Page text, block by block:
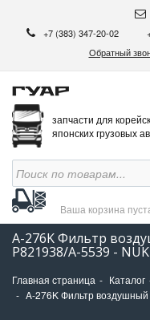
+7 (383) 347-20-02
Обратный
запчасти для
японских грузовых
Ваша корзина
A-276K Фильтр
P821938/A-5539 - NUK
Главная страница Каталог
A-276K Фильтр